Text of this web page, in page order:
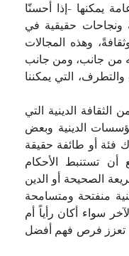
يمكنها -إذا أحسنّا
ونجاحات حقيقية في
وهذه المجالات
من جانب، ومن جانب
التي يمكننا
الدينية التي
الدينية وبعض
فئة أو طائفة حقيقة
أن تستنبط الأحكام
الصحيحة أو الدين
منفتحة ومتسامحة
سواء أكان رأياً أم
تعزز فرص فهم أفضل